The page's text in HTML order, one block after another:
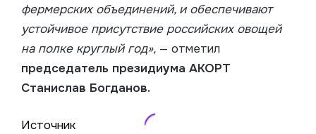
фермерских объединений, и обеспечивают
устойчивое присутствие российских овощей
на полке круглый год», — отметил
председатель президиума АКОРТ
Станислав Богданов.
Источник